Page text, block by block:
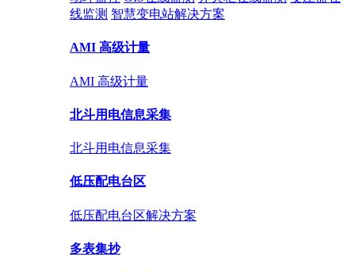
线监测 智慧变电站解决方案
AMI 高级计量
AMI 高级计量
北斗用电信息采集
北斗用电信息采集
低压配电台区
低压配电台区解决方案
多表集抄